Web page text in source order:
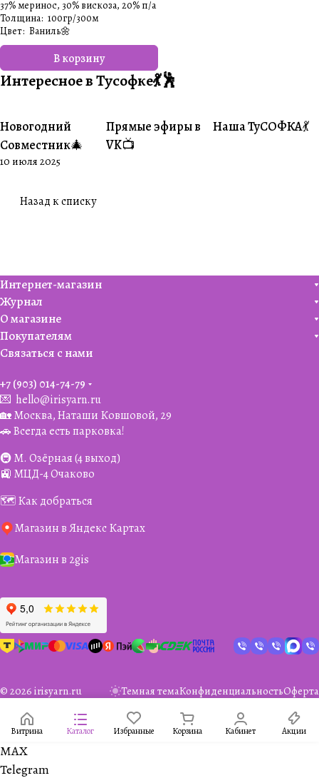
В корзину
37% меринос, 30% вискоза, 20% п/а
Толщина: 100гр/300м
Цвет: Ваниль🌼
Интересное в Тусофке💃🕺
#Совместники
Новогодний
Совместник🎄
10 июля 2025
#Житуха
Прямые эфиры в
VK📺
#Совместники
Наша ТуСОФКА💃
Назад к списку
Интернет-магазин
Журнал
О магазине
Покупателям
Связаться с нами
+7 (903) 014-74-79‬
💌 hello@irisyarn.ru
🏡 Москва, Наташи Ковшовой, 29
🚗 Всегда есть парковка!
🚇 М. Озёрная (4 выход)
🚉 МЦД-4 Очаково
🗺️ Как добраться
Магазин в Яндекс Картах
Магазин в 2gis
© 2026 irisyarn.ru Темная темаКонфиденциальностьОферта
Витрина Каталог Избранные Корзина Кабинет Акции
MAX
Telegram